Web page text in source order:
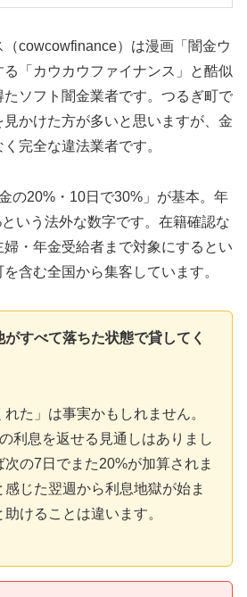
cowcowfinance）は漫画「闇金ウ
「カウカウファイナンス」と酷似
たソフト闇金業者です。つるぎ町で
見かけた方が多いと思いますが、金
完全な違法業者です。
の20%・10日で30%」が基本。年
いう法外な数字です。在籍確認な
婦・年金受給者まで対象にするとい
含む全国から集客しています。
がすべて落ちた状態で貸してく
れた」は事実かもしれません。
利息を返せる見通しはありまし
の7日でまた20%が加算されま
じた翌週から利息地獄が始ま
けることは違います。